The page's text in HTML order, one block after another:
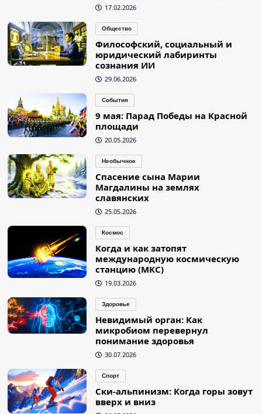
17.02.2026
Общество
Философский, социальный и
юридический лабиринты
сознания ИИ
29.06.2026
События
9 мая: Парад Победы на Красной
площади
20.05.2026
Необычное
Спасение сына Марии
Магдалины на землях
славянских
25.05.2026
Космос
Когда и как затопят
международную космическую
станцию (МКС)
19.03.2026
Здоровье
Невидимый орган: Как
микробиом перевернул
понимание здоровья
30.07.2026
Спорт
Ски-альпинизм: Когда горы зовут
вверх и вниз